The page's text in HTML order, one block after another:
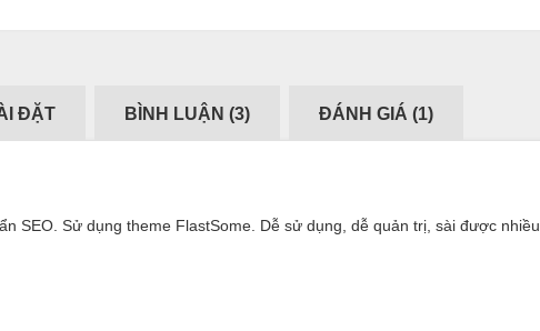
ĐẶT BÌNH LUẬN (3) ĐÁNH GIÁ (1)
SEO. Sử dụng theme FlastSome. Dễ sử dụng, dễ quản trị, sài được nhiều